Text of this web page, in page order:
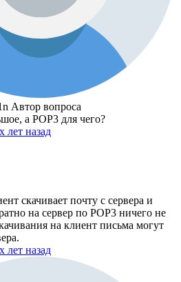
Автор вопроса
а POP3 для чего?
лет назад
скачивает почту с сервера и
на сервер по POP3 ничего не
на клиент письма могут
лет назад